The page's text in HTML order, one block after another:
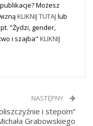
Możesz
KLIKNIJ TUTAJ lub
"Żydzi, gender,
i szajba" KLIKNIJ
NASTĘPNY
i stepom”
Grabowskiego